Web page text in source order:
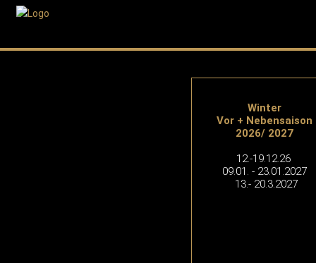
Winter
Vor + Nebensaison
2026/ 2027
12.-19.12.26
09.01. - 23.01.2027
13.- 20.3.2027